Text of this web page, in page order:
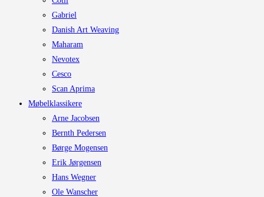
Gabriel
Danish Art Weaving
Maharam
Nevotex
Cesco
Scan Aprima
Møbelklassikere
Arne Jacobsen
Bernth Pedersen
Børge Mogensen
Erik Jørgensen
Hans Wegner
Ole Wanscher